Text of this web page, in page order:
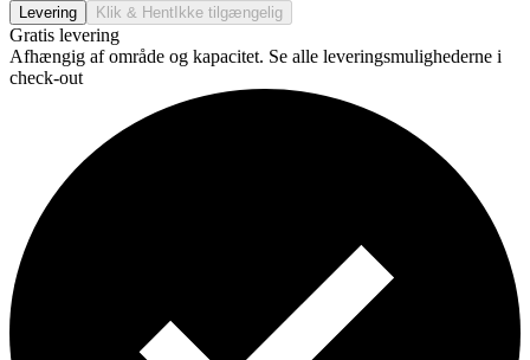
Levering Klik & Hent Ikke tilgængelig
Gratis levering
Afhængig af område og kapacitet. Se alle leveringsmulighederne i
check-out